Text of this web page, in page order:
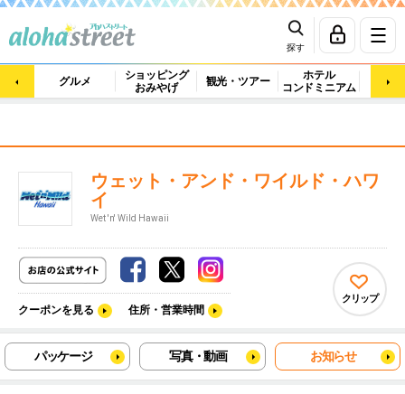
探す
グルメ
ショッピング
おみやげ
観光・ツアー
ホテル
コンドミニアム
マッ
ウェット・アンド・ワイルド・ハワ
イ
Wet 'n' Wild Hawaii
クーポンを見る 住所・営業時間
クリップ
パッケージ 写真・動画 お知らせ